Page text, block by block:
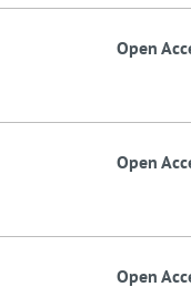
Open
Open
Open